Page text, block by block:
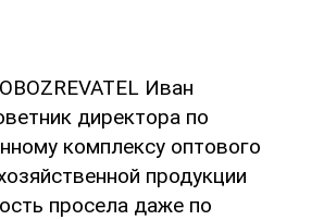
Иван
директора по
комплексу оптового
продукции
просела даже по